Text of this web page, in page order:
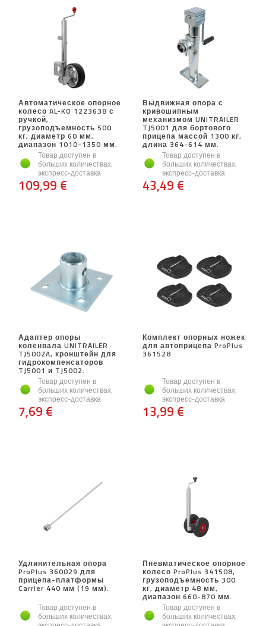
Автоматическое опорное
колесо AL-KO 1223638 с
ручкой,
грузоподъемность 500
кг, диаметр 60 мм,
диапазон 1010-1350 мм.
Товар доступен в
больших количествах,
экспресс-доставка
109,99 €
Выдвижная опора с
кривошипным
механизмом UNITRAILER
TJ5001 для бортового
прицепа массой 1300 кг,
длина 364-614 мм.
Товар доступен в
больших количествах,
экспресс-доставка
43,49 €
Адаптер опоры
коленвала UNITRAILER
TJ5002A, кронштейн для
гидрокомпенсаторов
TJ5001 и TJ5002.
Товар доступен в
больших количествах,
экспресс-доставка
7,69 €
Комплект опорных ножек
для автоприцепа ProPlus
361528
Товар доступен в
больших количествах,
экспресс-доставка
13,99 €
Удлинительная опора
ProPlus 360029 для
прицепа-платформы
Carrier 440 мм (19 мм).
Товар доступен в
больших количествах,
Пневматическое опорное
колесо ProPlus 341508,
грузоподъемность 300
кг, диаметр 48 мм,
диапазон 660-870 мм.
Товар доступен в
больших количествах,